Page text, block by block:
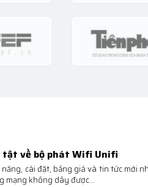
về bộ phát Wifi Unifi
cài đặt, bảng giá và tin tức mới
mạng không dây được...